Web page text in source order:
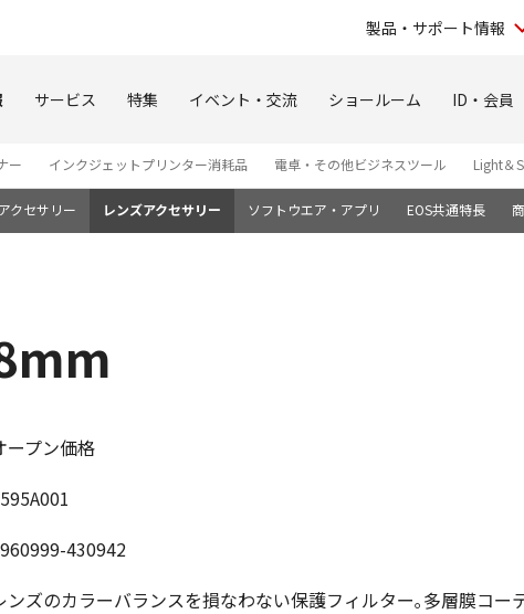
製品・サポート情報
サービス 特集 イベント・交流 ショールーム ID・会員
ー インクジェットプリンター消耗品 電卓・その他ビジネスツール Light＆
クセサリー レンズアクセサリー ソフトウエア・アプリ EOS共通特長
ープン価格
430942
ンズのカラーバランスを損なわない保護フィルター｡多層膜コー